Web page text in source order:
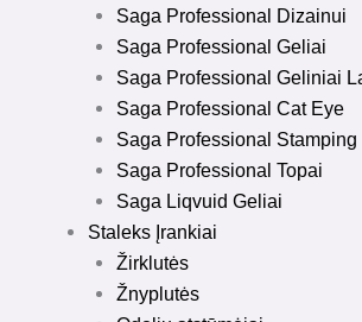
Saga Professional Dizainui
Saga Professional Geliai
Saga Professional Geliniai
Saga Professional Cat Eye
Saga Professional Stamping
Saga Professional Topai
Saga Liqvuid Geliai
Staleks Įrankiai
Žirklutės
Žnyplutės